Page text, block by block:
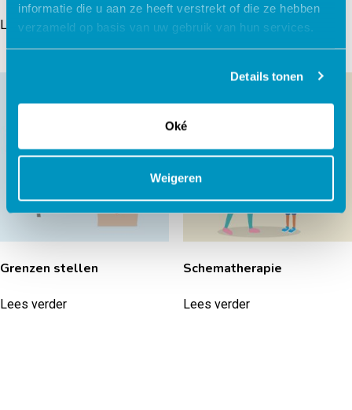
informatie die u aan ze heeft verstrekt of die ze hebben
verzameld op basis van uw gebruik van hun services.
Details tonen
Oké
Weigeren
Lees verder Lees verder
Grenzen stellen
Lees verder
Schematherapie
Lees verder